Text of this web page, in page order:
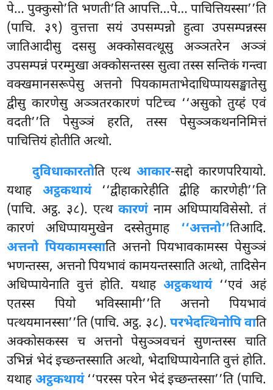
पे… पुक्कुसो’ति भणती’ति आपत्ति…पे… पाचित्तियस्सा’’ति
(पाचि. ३९) वुत्तत्ता सयं उपसम्पन्नो हुत्वा उपसम्पन्नस्स
जातिआदीसु दससु अक्कोसवत्थूसु अञ्ञतरेन अञ्ञं
उपसम्पन्नंपरम्मुखा अक्कोसन्तस्स सुत्वा तस्स सन्तिकं गन्त्वा
वक्खमानसरूपेसु अत्तनो पियकामताभेदाधिप्पायसङ्खातेसु
द्वीसु कारणेसु अञ्ञतरकारणं पटिच्च ‘‘असुको तुय्हं एवं
वदती’’ति पेसुञ्ञं हरति, तस्स पेसुञ्ञकथननिमित्तं
पाचित्तियं होतीति अत्थो.
दुविधाकारतोति एत्थ आकार-सद्दो कारणपरियायो.
यथाह अट्ठकथायं‘‘द्वीहाकारेहीति द्वीहि कारणेही’’ति
(पाचि. अट्ठ. ३८). एत्थ कारणंनाम अधिप्पायविसेसो. तं
कारणं अधिप्पायमुखेन दस्सेतुमाह ‘‘अत्तनो’’तिआदि.
अत्तनो पियकामस्साति अत्तनो पियभावकामस्स पेसुञ्ञं
भणन्तस्स, अत्तनो पियभावं कामयन्तस्साति अत्थो, तादिसेन
अधिप्पायेनाति वुत्तं होति. यथाह अट्ठकथायं‘‘एवं अहं
एतस्स पियो भविस्सामी’’ति अत्तनो पियभावं
पत्थयमानस्सा’’ति (पाचि. अट्ठ. ३८). परभेदत्थिनोपि वाति
अक्कोसकस्स च अत्तनो पेसुञ्ञवचनं सुणन्तस्स चाति
उभिन्नं भेदं इच्छन्तस्साति अत्थो, भेदाधिप्पायेनाति वुत्तं होति.
यथाहअट्ठकथायं‘‘परस्स परेन भेदं इच्छन्तस्सा’’ति (पाचि.